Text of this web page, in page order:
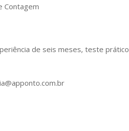
Contagem
de seis meses, teste prático